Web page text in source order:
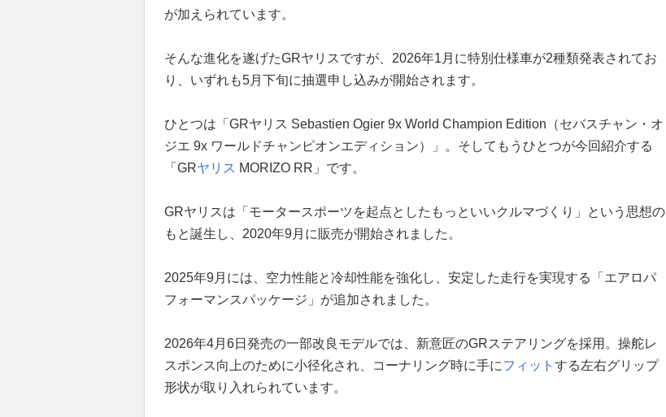
が加えられています。
そんな進化を遂げたGRヤリスですが、2026年1月に特別仕様車が2種類発表されてお
り、いずれも5月下旬に抽選申し込みが開始されます。
ひとつは「GRヤリス Sebastien Ogier 9x World Champion Edition（セバスチャン・オ
ジエ 9x ワールドチャンピオンエディション）」。そしてもうひとつが今回紹介する
「GRヤリス MORIZO RR」です。
GRヤリスは「モータースポーツを起点としたもっといいクルマづくり」という思想の
もと誕生し、2020年9月に販売が開始されました。
2025年9月には、空力性能と冷却性能を強化し、安定した走行を実現する「エアロパ
フォーマンスパッケージ」が追加されました。
2026年4月6日発売の一部改良モデルでは、新意匠のGRステアリングを採用。操舵レ
スポンス向上のために小径化され、コーナリング時に手にフィット する左右グリップ
形状が取り入れられています。